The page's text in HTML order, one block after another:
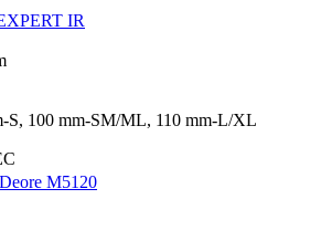
IR
S, 100 mm-SM/ML, 110 mm-L/XL
M5120